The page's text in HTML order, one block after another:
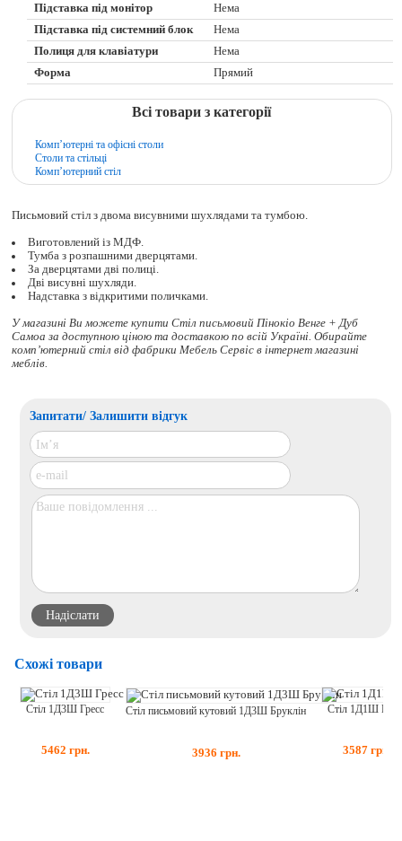
Підставка під монітор
Нема
Підставка під системний блок
Нема
Полиця для клавіатури
Нема
Форма
Прямий
Всі товари з категорії
Комп’ютерні та офісні столи
Столи та стільці
Комп’ютерний стіл
Письмовий стіл з двома висувними шухлядами та тумбою.
Виготовлений із МДФ.
Тумба з розпашними дверцятами.
За дверцятами дві полиці.
Дві висувні шухляди.
Надставка з відкритими поличками.
У магазині Ви можете купити Стіл письмовий Пінокіо Венге + Дуб
Самоа за доступною ціною та доставкою по всій Україні. Обирайте
комп’ютерний стілвід фабрики Мебель Сервіс в інтернет магазині
меблів.
Запитати/ Залишити відгук
Схожі товари
Стіл 1Д3Ш Гресс
5462 грн.
Стіл письмовий кутовий 1Д3Ш Бруклін
3936 грн.
Стіл 1Д1Ш
3587 грн.